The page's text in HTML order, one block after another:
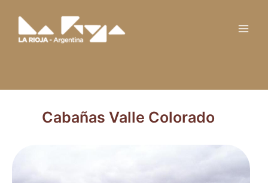
contenido
Cabañas Valle Colorado